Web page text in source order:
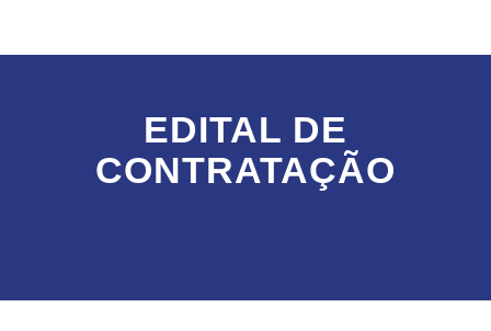
EDITAL DE
CONTRATAÇÃO